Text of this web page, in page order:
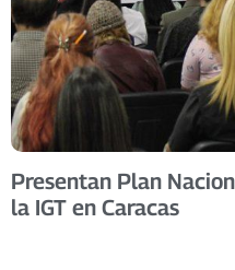
Presentan Plan
la IGT en Caracas